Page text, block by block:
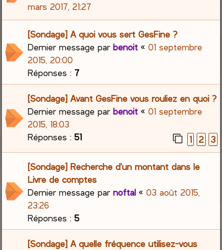
mars 2017, 21:27
[Sondage] A quoi vous sert GesFine ?
Dernier message parbenoit «01 septembre
2015, 20:00
Réponses : 7
[Sondage] Avant GesFine vous rouliez en quoi ?
Dernier message parbenoit «01 septembre
2015, 18:03
Réponses :51 1 2 3
[Sondage] Recherche d'un montant dans le
Livre de comptes
Dernier message parnoftal «03 août 2015,
23:26
Réponses :5
[Sondage] A quelle fréquence utilisez-vous